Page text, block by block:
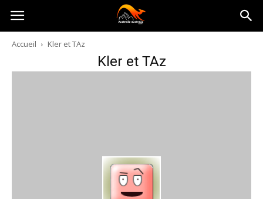
Australia-
australie.com
Accueil Kler et TAz
Kler et TAz